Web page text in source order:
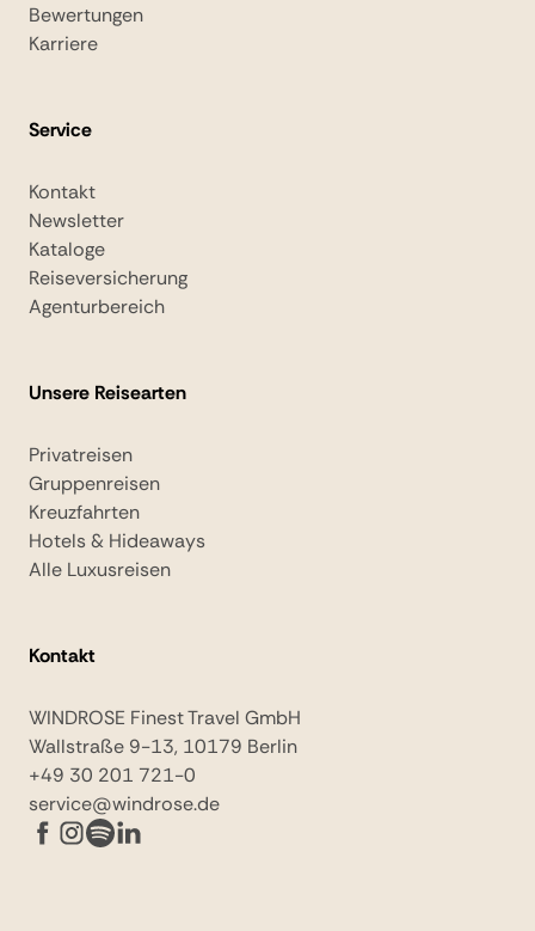
Bewertungen
Karriere
Service
Kontakt
Newsletter
Kataloge
Reiseversicherung
Agenturbereich
Unsere Reisearten
Privatreisen
Gruppenreisen
Kreuzfahrten
Hotels & Hideaways
Alle Luxusreisen
Kontakt
WINDROSE Finest Travel GmbH
Wallstraße 9-13, 10179 Berlin
+49 30 201 721-0
service@windrose.de